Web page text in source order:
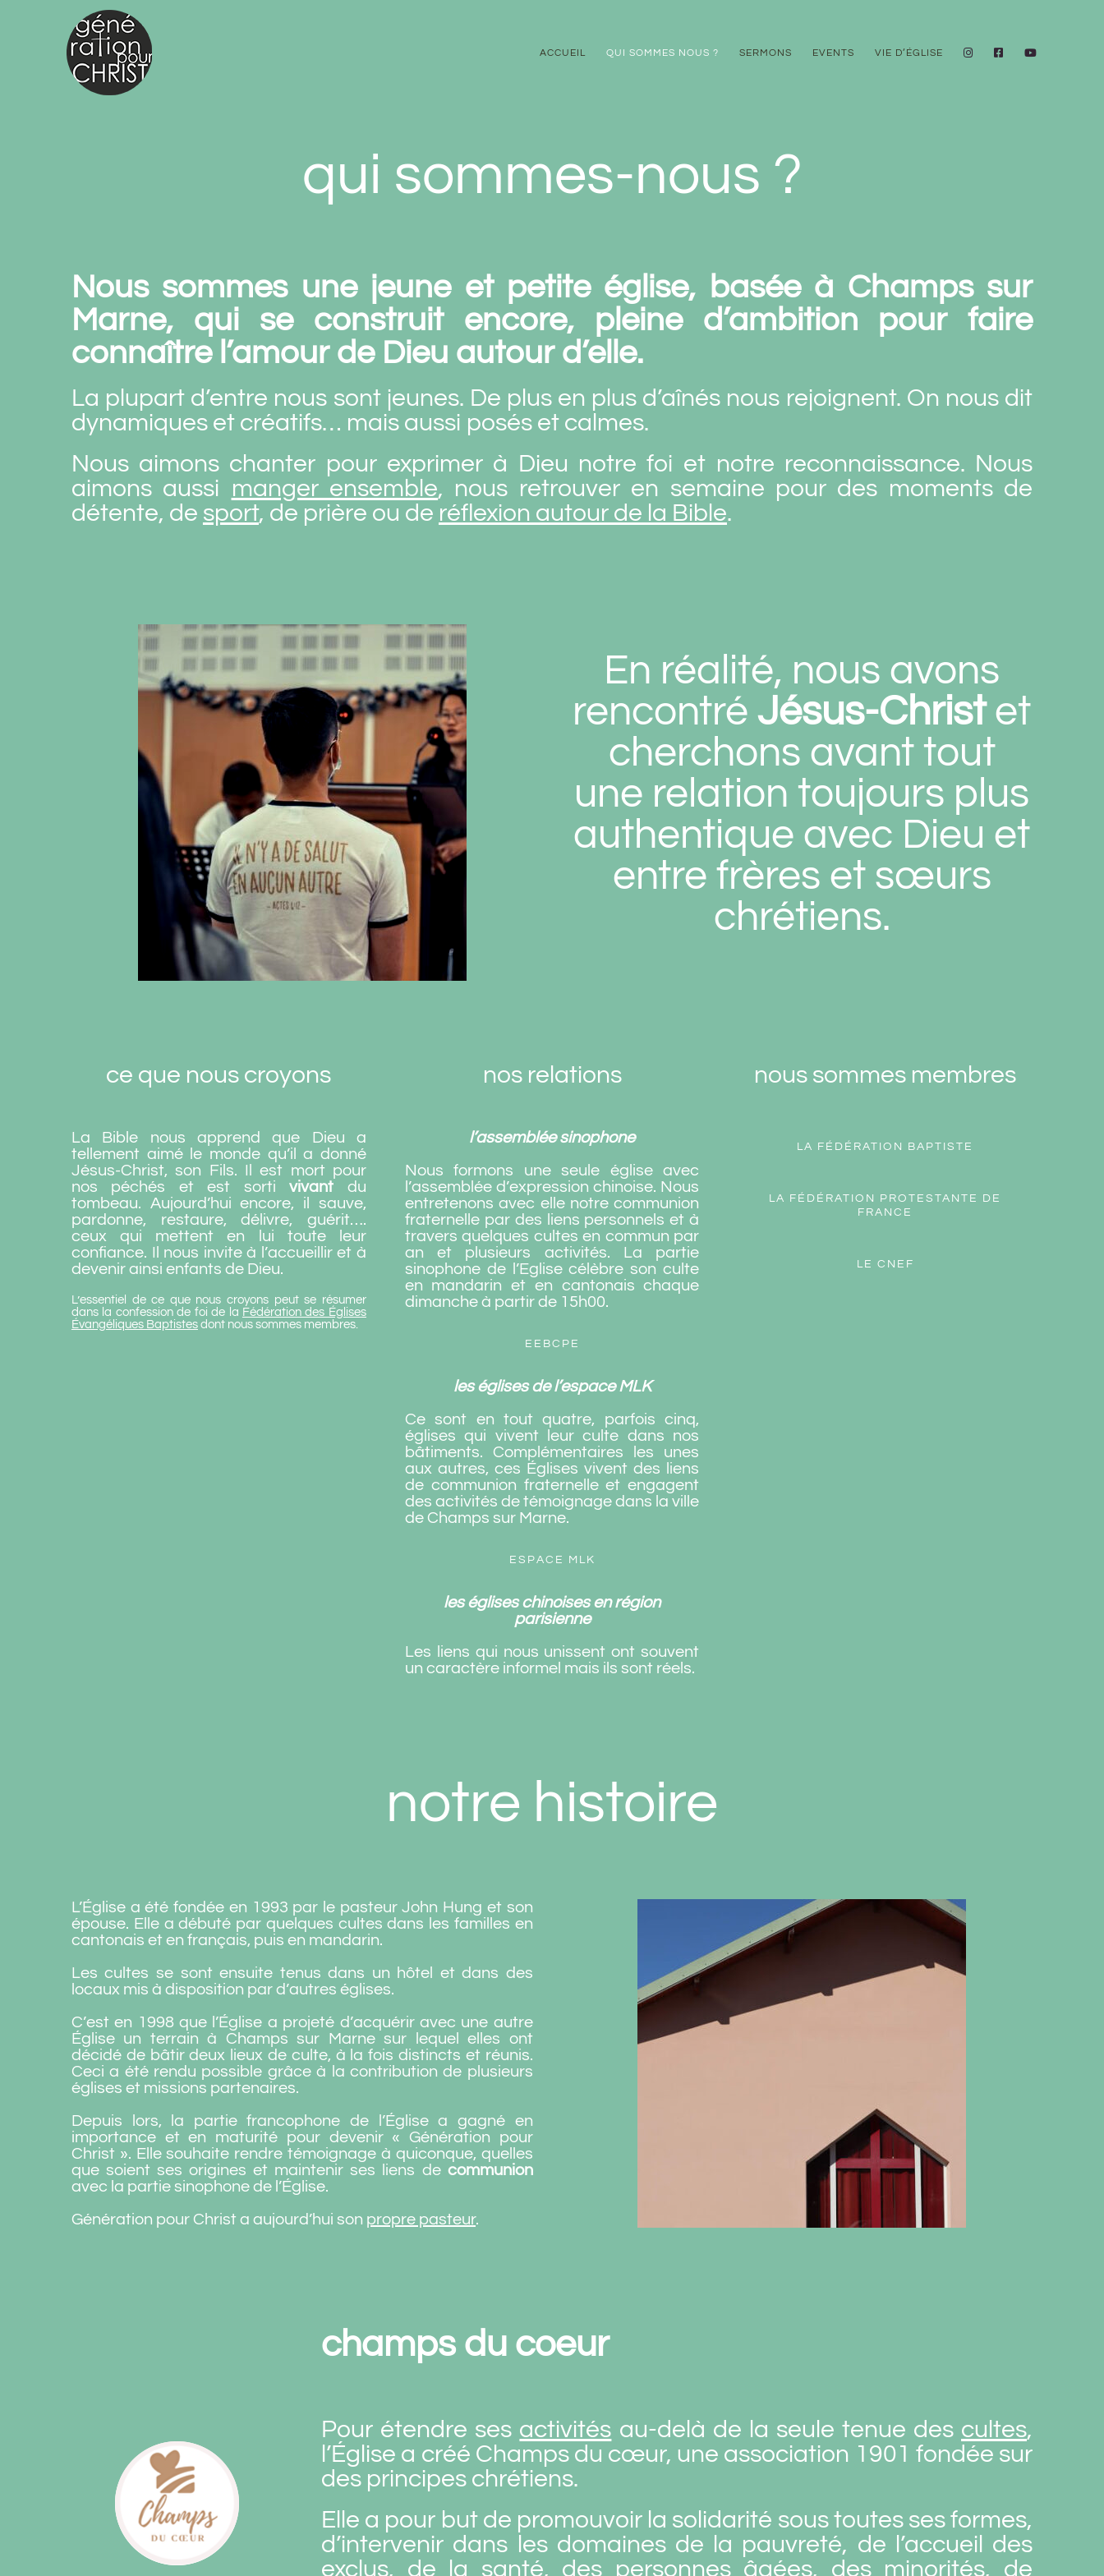
ACCUEIL QUI SOMMES NOUS ? SERMONS EVENTS VIE D’ÉGLISE
qui sommes-nous ?
Nous sommes une jeune et petite église, basée à Champs sur
Marne, qui se construit encore, pleine d’ambition pour faire
connaître l’amour de Dieu autour d’elle.
La plupart d’entre nous sont jeunes. De plus en plus d’aînés nous rejoignent. On nous dit
dynamiques et créatifs… mais aussi posés et calmes.
Nous aimons chanter pour exprimer à Dieu notre foi et notre reconnaissance. Nous
aimons aussi manger ensemble, nous retrouver en semaine pour des moments de
détente, de sport, de prière ou de réflexion autour de la Bible.
En réalité, nous avons
rencontréJésus-Christet
cherchons avant tout
une relation toujours plus
authentique avec Dieu et
entre frères et sœurs
chrétiens.
ce que nous croyons
La Bible nous apprend que Dieu a
tellement aimé le monde qu’il a donné
Jésus-Christ, son Fils. Il est mort pour
nos péchés et est sortivivant du
tombeau. Aujourd’hui encore, il sauve,
pardonne, restaure, délivre, guérit….
ceux qui mettent en lui toute leur
confiance. Il nous invite à l’accueillir et à
devenir ainsi enfants de Dieu.
L’essentiel de ce que nous croyons peut se résumer
dans la confession de foi de la Fédération des Églises
Évangéliques Baptistesdont nous sommes membres.
nos relations
l’assemblée sinophone
Nous formons une seule église avec
l’assemblée d’expression chinoise. Nous
entretenons avec elle notre communion
fraternelle par des liens personnels et à
travers quelques cultes en commun par
an et plusieurs activités. La partie
sinophone de l’Eglise célèbre son culte
en mandarin et en cantonais chaque
dimanche à partir de 15h00.
EEBCPE
les églises de l’espace MLK
Ce sont en tout quatre, parfois cinq,
églises qui vivent leur culte dans nos
bâtiments. Complémentaires les unes
aux autres, ces Églises vivent des liens
de communion fraternelle et engagent
des activités de témoignage dans la ville
de Champs sur Marne.
ESPACE MLK
les églises chinoises en région
parisienne
Les liens qui nous unissent ont souvent
un caractère informel mais ils sont réels.
nous sommes membres
LA FÉDÉRATION BAPTISTE
LA FÉDÉRATION PROTESTANTE DE
FRANCE
LE CNEF
notre histoire
L’Église a été fondée en 1993 par le pasteur John Hung et son
épouse. Elle a débuté par quelques cultes dans les familles en
cantonais et en français, puis en mandarin.
Les cultes se sont ensuite tenus dans un hôtel et dans des
locaux mis à disposition par d’autres églises.
C’est en 1998 que l’Église a projeté d’acquérir avec une autre
Église un terrain à Champs sur Marne sur lequel elles ont
décidé de bâtir deux lieux de culte, à la fois distincts et réunis.
Ceci a été rendu possible grâce à la contribution de plusieurs
églises et missions partenaires.
Depuis lors, la partie francophone de l’Église a gagné en
importance et en maturité pour devenir « Génération pour
Christ ». Elle souhaite rendre témoignage à quiconque, quelles
que soient ses origines et maintenir ses liens de communion
avec la partie sinophone de l’Église.
Génération pour Christ a aujourd’hui son propre pasteur.
champs du coeur
Pour étendre ses activités au-delà de la seule tenue des cultes,
l’Église a créé Champs du cœur, une association 1901 fondée sur
des principes chrétiens.
Elle a pour but de promouvoir la solidarité sous toutes ses formes,
d’intervenir dans les domaines de la pauvreté, de l’accueil des
exclus, de la santé, des personnes âgées, des minorités, de